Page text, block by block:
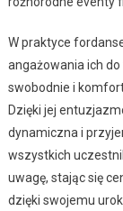
W praktyce
angażowania ich do
swobodnie i
Dzięki jej
dynamiczna i
wszystkich
uwagę, stając się
dzięki swojemu